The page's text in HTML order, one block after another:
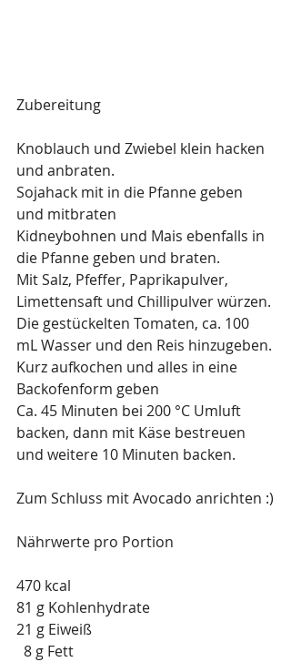
Zubereitung
Knoblauch und Zwiebel klein hacken
und anbraten.
Sojahack mit in die Pfanne geben
und mitbraten
Kidneybohnen und Mais ebenfalls in
die Pfanne geben und braten.
Mit Salz, Pfeffer, Paprikapulver,
Limettensaft und Chillipulver würzen.
Die gestückelten Tomaten, ca. 100
mL Wasser und den Reis hinzugeben.
Kurz aufkochen und alles in eine
Backofenform geben
Ca. 45 Minuten bei 200 °C Umluft
backen, dann mit Käse bestreuen
und weitere 10 Minuten backen.
Zum Schluss mit Avocado anrichten :)
Nährwerte pro Portion
470 kcal
81 g Kohlenhydrate
21 g Eiweiß
  8 g Fett